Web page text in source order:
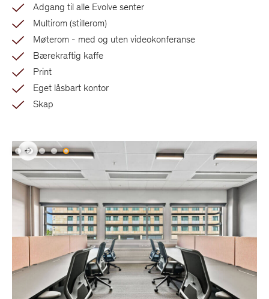
Adgang til alle Evolve senter
Multirom (stillerom)
Møterom - med og uten videokonferanse
Bærekraftig kaffe
Print
Eget låsbart kontor
Skap